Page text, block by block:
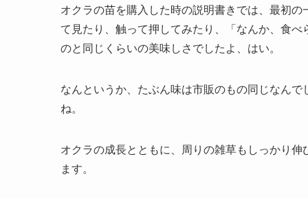
オクラの苗を購入した時の説明書きでは、最初
て見たり、触って押してみたり、「なんか、食
のと同じくらいの美味しさでしたよ、はい。
なんというか、たぶん味は市販のもの同じなん
ね。
オクラの成長とともに、周りの雑草もしっかり
ます。